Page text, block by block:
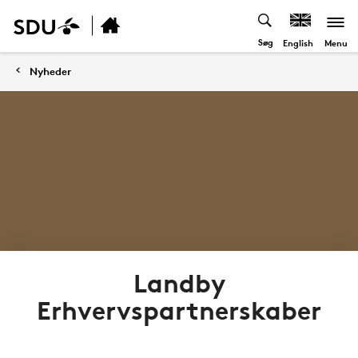
Søg English Menu
Nyheder
Landby
Erhvervspartnerskaber